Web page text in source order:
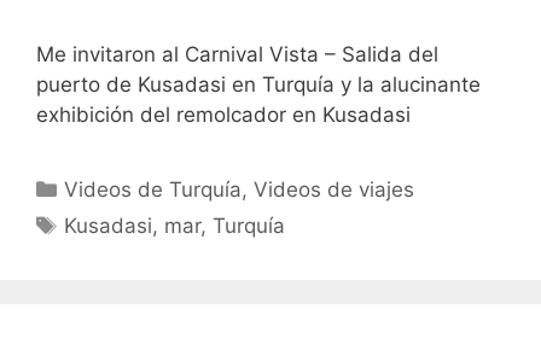
Me invitaron al Carnival Vista – Salida del
puerto de Kusadasi en Turquía y la alucinante
exhibición del remolcador en Kusadasi
Categorías
Videos de Turquía,Videos de viajes
Etiquetas
Kusadasi, mar,Turquía